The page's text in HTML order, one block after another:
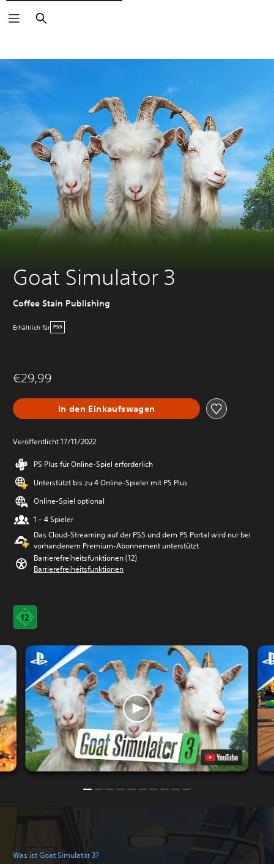
Suchen
Goat Simulator 3
Coffee Stain Publishing
Erhältlich für PS5
€29,99
In den Einkaufswagen
Veröffentlicht 17/11/2022
PS Plus für Online-Spiel erforderlich
Unterstützt bis zu 4 Online-Spieler mit PS Plus
Online-Spiel optional
1 – 4 Spieler
Das Cloud-Streaming auf der PS5 und dem PS Portal wird nur bei
vorhandenem Premium-Abonnement unterstützt
Barrierefreiheitsfunktionen (12)
Barrierefreiheitsfunktionen
Was ist Goat Simulator 3?